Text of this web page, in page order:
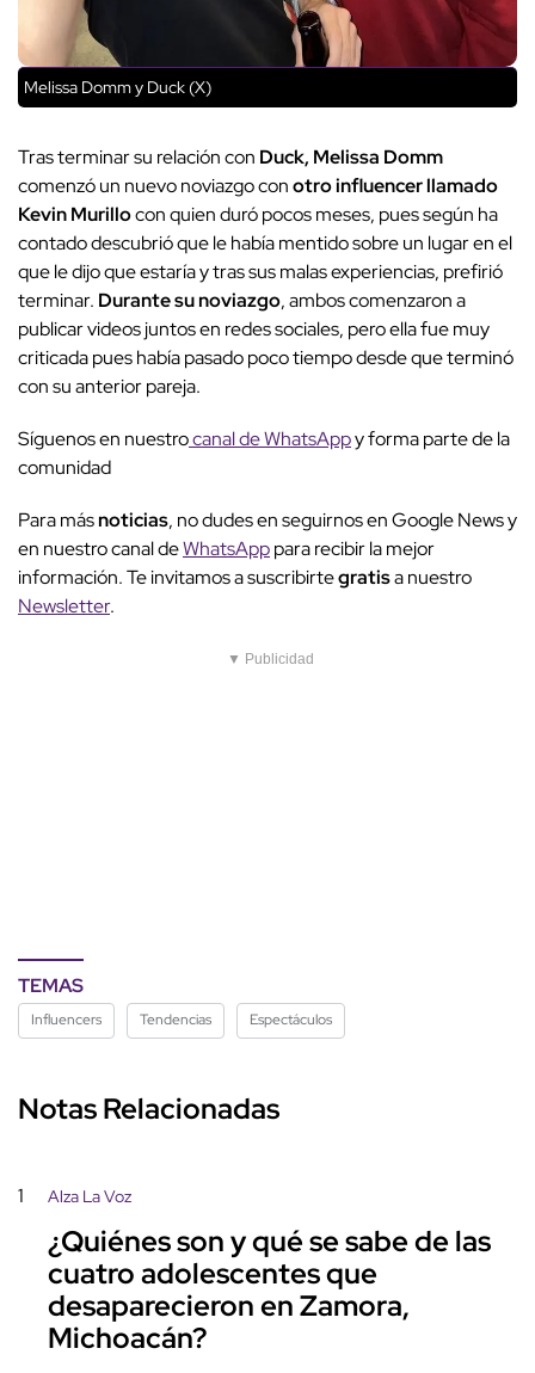
Melissa Domm y Duck (X)
Tras terminar su relación con Duck, Melissa Domm
comenzó un nuevo noviazgo conotro influencer llamado
Kevin Murillocon quien duró pocos meses, pues según ha
contado descubrió que le había mentido sobre un lugar en el
que le dijo que estaría y tras sus malas experiencias, prefirió
terminar. Durante su noviazgo, ambos comenzaron a
publicar videos juntos en redes sociales, pero ella fue muy
criticada pues había pasado poco tiempo desde que terminó
con su anterior pareja.
Síguenos en nuestrocanal de WhatsAppy forma parte de la
comunidad
Para másnoticias, no dudes en seguirnos en Google News y
en nuestro canal deWhatsApppara recibir la mejor
información. Te invitamos a suscribirtegratisa nuestro
Newsletter.
▼ Publicidad
TEMAS
Influencers Tendencias Espectáculos
Notas Relacionadas
1 Alza La Voz
¿Quiénes son y qué se sabe de las
cuatro adolescentes que
desaparecieron en Zamora,
Michoacán?